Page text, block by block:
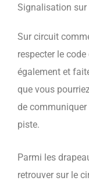
Signalisation sur
Sur circuit
respecter le
également et
que vous
de
piste.
Parmi les
retrouver sur le